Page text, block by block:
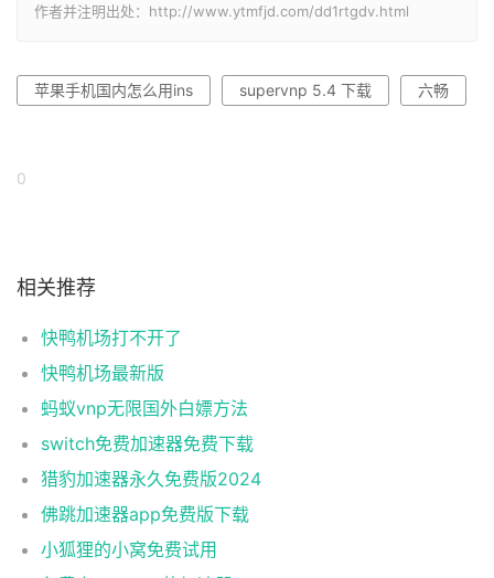
作者并注明出处：http://www.ytmfjd.com/dd1rtgdv.html
苹果手机国内怎么用ins supervnp 5.4 下载 六畅
0
相关推荐
快鸭机场打不开了
快鸭机场最新版
蚂蚁vnp无限国外白嫖方法
switch免费加速器免费下载
猎豹加速器永久免费版2024
佛跳加速器app免费版下载
小狐狸的小窝免费试用